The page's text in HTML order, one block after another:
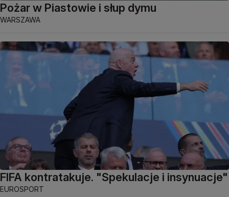
Pożar w Piastowie i słup dymu
WARSZAWA
FIFA kontratakuje. "Spekulacje i insynuacje"
EUROSPORT